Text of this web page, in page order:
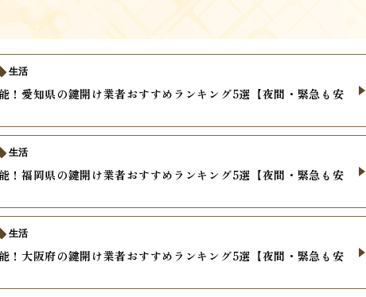
！愛知県の鍵開け業者おすすめランキング5選【夜間・緊急も安
生活
！福岡県の鍵開け業者おすすめランキング5選【夜間・緊急も安
生活
！大阪府の鍵開け業者おすすめランキング5選【夜間・緊急も安
生活